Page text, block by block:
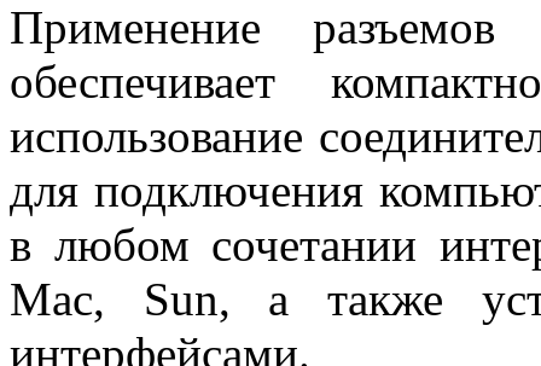
Применение
обеспечивает
использование
для подключения
в любом сочетании
Mac, Sun, а также
интерфейсами.